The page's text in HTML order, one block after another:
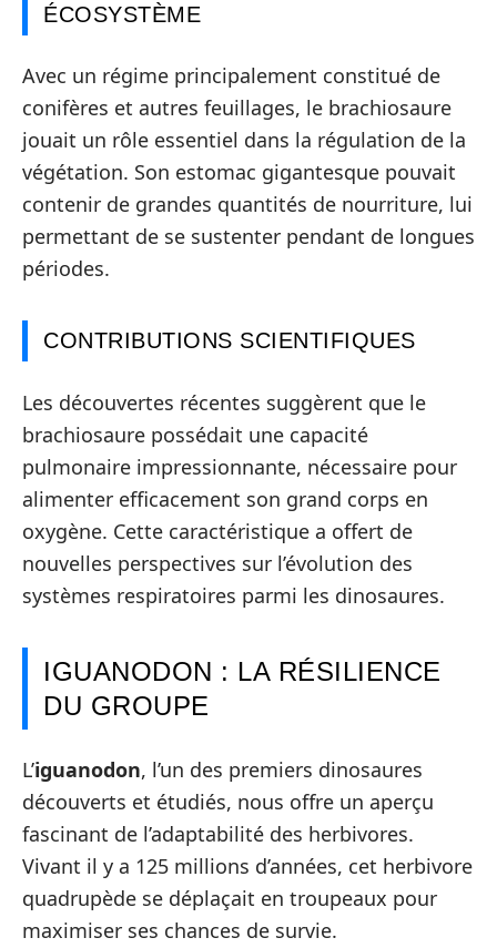
ÉCOSYSTÈME
Avec un régime principalement constitué de
conifères et autres feuillages, le brachiosaure
jouait un rôle essentiel dans la régulation de la
végétation. Son estomac gigantesque pouvait
contenir de grandes quantités de nourriture, lui
permettant de se sustenter pendant de longues
périodes.
CONTRIBUTIONS SCIENTIFIQUES
Les découvertes récentes suggèrent que le
brachiosaure possédait une capacité
pulmonaire impressionnante, nécessaire pour
alimenter efficacement son grand corps en
oxygène. Cette caractéristique a offert de
nouvelles perspectives sur l’évolution des
systèmes respiratoires parmi les dinosaures.
IGUANODON : LA RÉSILIENCE
DU GROUPE
L’iguanodon, l’un des premiers dinosaures
découverts et étudiés, nous offre un aperçu
fascinant de l’adaptabilité des herbivores.
Vivant il y a 125 millions d’années, cet herbivore
quadrupède se déplaçait en troupeaux pour
maximiser ses chances de survie.